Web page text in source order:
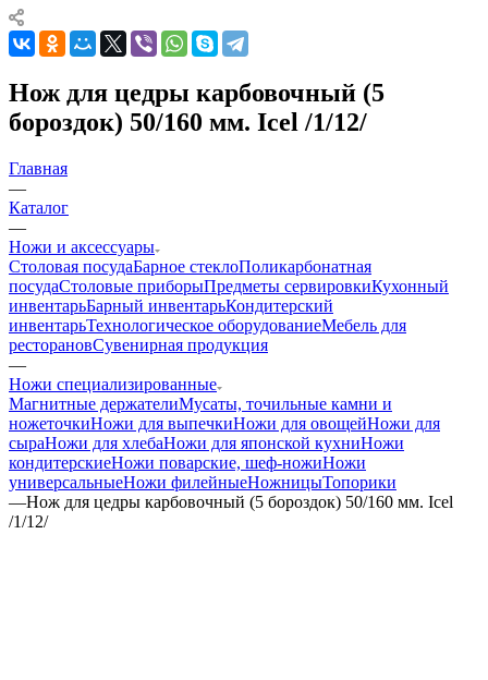
Нож для цедры карбовочный (5
бороздок) 50/160 мм. Icel /1/12/
Главная
—
Каталог
—
Ножи и аксессуары
Столовая посудаБарное стеклоПоликарбонатная
посудаСтоловые приборыПредметы сервировкиКухонный
инвентарьБарный инвентарьКондитерский
инвентарьТехнологическое оборудованиеМебель для
ресторановСувенирная продукция
—
Ножи специализированные
Магнитные держателиМусаты, точильные камни и
ножеточкиНожи для выпечкиНожи для овощейНожи для
сыраНожи для хлебаНожи для японской кухниНожи
кондитерскиеНожи поварские, шеф-ножиНожи
универсальныеНожи филейныеНожницыТопорики
—Нож для цедры карбовочный (5 бороздок) 50/160 мм. Icel
/1/12/